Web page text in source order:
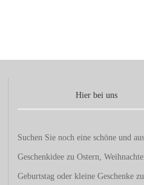
Hier bei uns
Suchen Sie noch eine schöne und
Geschenkidee zu Ostern,
Geburtstag oder kleine Geschenke